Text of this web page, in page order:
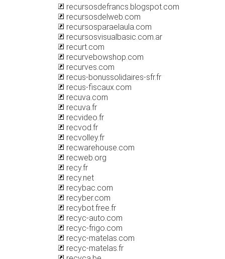
recursosdefrancs.blogspot.com
recursosdelweb.com
recursosparaelaula.com
recursosvisualbasic.com.ar
recurt.com
recurvebowshop.com
recurves.com
recus-bonussolidaires-sfr.fr
recus-fiscaux.com
recuva.com
recuva.fr
recvideo.fr
recvod.fr
recvolley.fr
recwarehouse.com
recweb.org
recy.fr
recy.net
recybac.com
recyber.com
recybot.free.fr
recyc-auto.com
recyc-frigo.com
recyc-matelas.com
recyc-matelas.fr